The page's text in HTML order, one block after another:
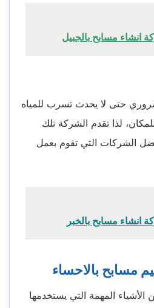
انشاء مسابح بالجبيل
حتى لا يحدث تسرب للمياه
لذا تقدم الشركة تلك
الشركات التي تقوم بعمل
انشاء مسابح بالخبر
مسابح بالاحساء
المهمة التي يستخدمها